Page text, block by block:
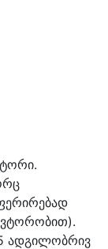
ადგილობრივ